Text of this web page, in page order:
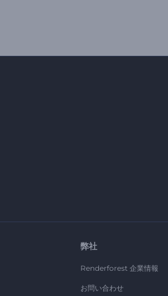
弊社
Renderforest 企業情報
お問い合わせ